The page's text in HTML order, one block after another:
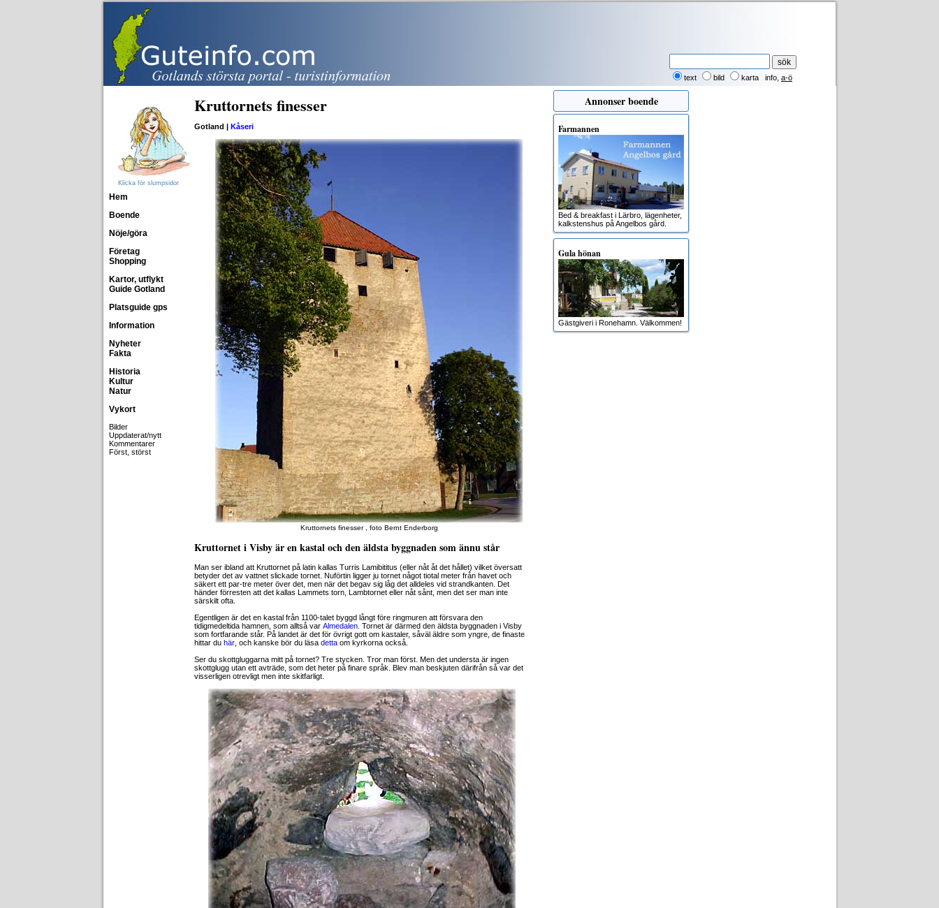
text bild karta info a-ö
Klicka för slumpsidor
Hem
Boende
Nöje/göra
Företag
Shopping
Kartor, utflykt
Guide Gotland
Platsguide gps
Information
Nyheter
Fakta
Historia
Kultur
Natur
Vykort
Bilder
Uppdaterat/nytt
Kommentarer
Först, störst
Kruttornets finesser
Gotland | Kåseri
Kruttornets finesser , foto Bernt Enderborg
Kruttornet i Visby är en kastal och den äldsta byggnaden som ännu står
Man ser ibland att Kruttornet på latin kallas Turris Lamibititus (eller nåt åt det hållet) vilket översatt
betyder det av vattnet slickade tornet. Nuförtin ligger ju tornet något tiotal meter från havet och
säkert ett par-tre meter över det, men när det begav sig låg det alldeles vid strandkanten. Det
händer förresten att det kallas Lammets torn, Lambtornet eller nåt sånt, men det ser man inte
särskilt ofta.
Egentligen är det en kastal från 1100-talet byggd långt före ringmuren att försvara den
tidigmedeltida hamnen, som alltså var Almedalen . Tornet är därmed den äldsta byggnaden i Visby
som fortfarande står. På landet är det för övrigt gott om kastaler, såväl äldre som yngre, de finaste
hittar du här , och kanske bör du läsa detta om kyrkorna också.
Ser du skottgluggarna mitt på tornet? Tre stycken. Tror man först. Men det understa är ingen
skottglugg utan ett avträde, som det heter på finare språk. Blev man beskjuten därifrån så var det
visserligen otrevligt men inte skitfarligt.
Annonser boende
Farmannen
Bed & breakfast i Lärbro, lägenheter,
kalkstenshus på Angelbos gård.
Gula hönan
Gästgiveri i Ronehamn. Välkommen!